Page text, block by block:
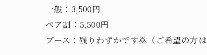
一般：3,500円
ペア割：5,500円
ブース：残りわずかです🙇（ご希望の方